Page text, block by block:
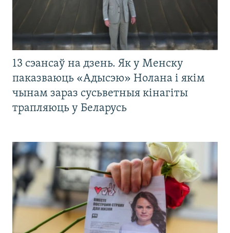
13 сэансаў на дзень. Як у Менску
паказваюць «Адысэю» Нолана і якім
чынам зараз сусьветныя кінагіты
трапляюць у Беларусь